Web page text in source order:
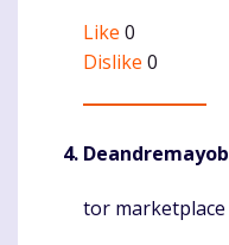
Like 0
Dislike 0
Deandremayob
Komentaras
tor marketplace